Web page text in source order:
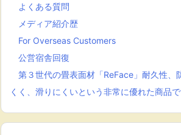
よくある質問
メディア紹介歴
For Overseas Customers
公営宿舎回復
第３世代の畳表面材「ReFace」耐久性、
くく、滑りにくいという非常に優れた商品で